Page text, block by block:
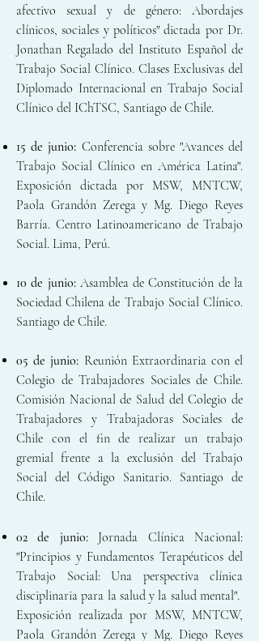
afectivo sexual y de género: Abordajes
clínicos, sociales y políticos" dictada por Dr.
Jonathan Regalado del Instituto Español de
Trabajo Social Clínico. Clases Exclusivas del
Diplomado Internacional en Trabajo Social
Clínico del IChTSC, Santiago de Chile.
15 de junio: Conferencia sobre "Avances del
Trabajo Social Clínico en América Latina".
Exposición dictada por MSW, MNTCW,
Paola Grandón Zerega y Mg. Diego Reyes
Barría. Centro Latinoamericano de Trabajo
Social. Lima, Perú.
10 de junio:Asamblea de Constitución de la
Sociedad Chilena de Trabajo Social Clínico.
Santiago de Chile.
05 de junio: Reunión Extraordinaria con el
Colegio de Trabajadores Sociales de Chile.
Comisión Nacional de Salud del Colegio de
Trabajadores y Trabajadoras Sociales de
Chile con el fin de realizar un trabajo
gremial frente a la exclusión del Trabajo
Social del Código Sanitario. Santiago de
Chile.
02 de junio:Jornada Clínica Nacional:
"Principios y Fundamentos Terapéuticos del
Trabajo Social: Una perspectiva clínica
disciplinaria para la salud y la salud mental".
Exposición realizada por MSW, MNTCW,
Paola Grandón Zerega y Mg. Diego Reyes